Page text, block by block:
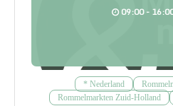
09:00 -
* Nederland
Rommelmarkten Zuid-Holland